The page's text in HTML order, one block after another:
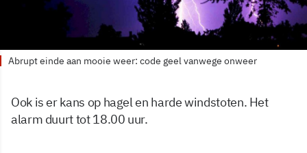
Abrupt einde aan mooie weer: code geel vanwege onweer
Ook is er kans op hagel en harde windstoten. Het
alarm duurt tot 18.00 uur.